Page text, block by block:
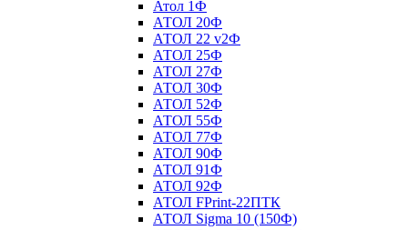
Атол 1Ф
АТОЛ 20Ф
АТОЛ 22 v2Ф
АТОЛ 25Ф
АТОЛ 27Ф
АТОЛ 30Ф
АТОЛ 52Ф
АТОЛ 55Ф
АТОЛ 77Ф
АТОЛ 90Ф
АТОЛ 91Ф
АТОЛ 92Ф
АТОЛ FPrint-22ПТК
АТОЛ Sigma 10 (150Ф)